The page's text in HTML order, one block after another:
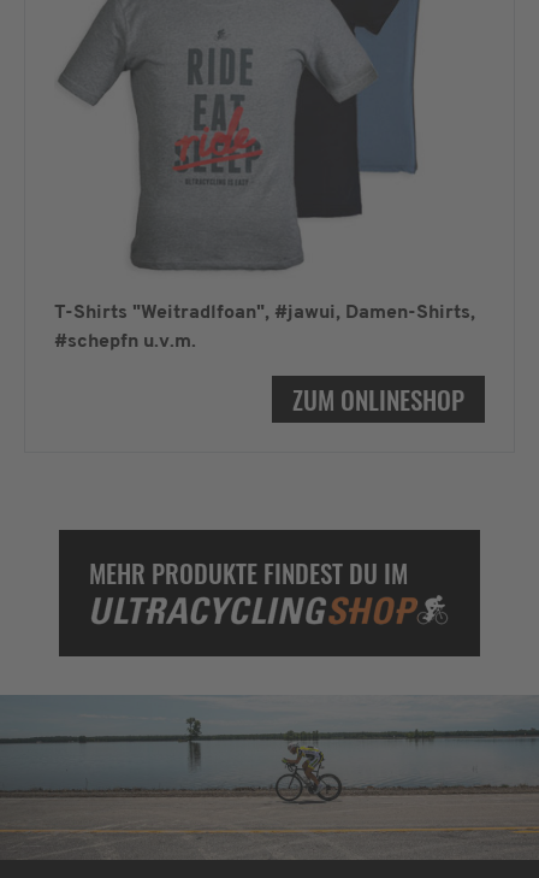
T-Shirts "Weitradlfoan", #jawui, Damen-Shirts,
#schepfn u.v.m.
ZUM ONLINESHOP
MEHR PRODUKTE FINDEST DU IM